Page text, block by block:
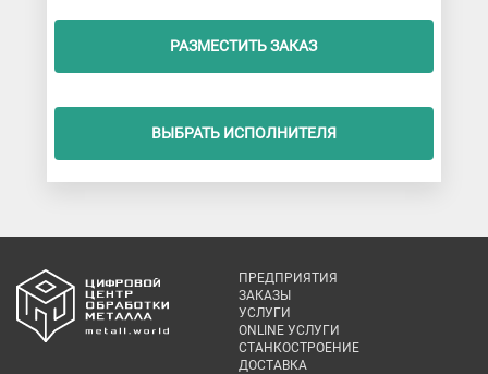
РАЗМЕСТИТЬ ЗАКАЗ
ВЫБРАТЬ ИСПОЛНИТЕЛЯ
ПРЕДПРИЯТИЯ
ЗАКАЗЫ
УСЛУГИ
ONLINE УСЛУГИ
СТАНКОСТРОЕНИЕ
ДОСТАВКА